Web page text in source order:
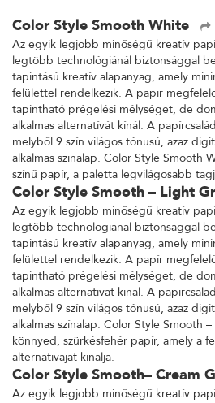
Color Style Smooth White
Az egyik legjobb minőségű kreatív
legtöbb technológiánál biztonsággal
tapintású kreatív alapanyag, amely
felülettel rendelkezik. A papír
tapintható prégelési mélységet, de
alkalmas alternatívát kínál. A
melyből 9 szín világos tónusú, azaz
alkalmas színalap. Color Style Smooth
színű papír, a paletta legvilágosabb
Color Style Smooth – Light
Az egyik legjobb minőségű kreatív
legtöbb technológiánál biztonsággal
tapintású kreatív alapanyag, amely
felülettel rendelkezik. A papír
tapintható prégelési mélységet, de
alkalmas alternatívát kínál. A
melyből 9 szín világos tónusú, azaz
alkalmas színalap. Color Style Smooth
könnyed, szürkésfehér papír, amely a
alternatíváját kínálja.
Color Style Smooth– Cream
Az egyik legjobb minőségű kreatív